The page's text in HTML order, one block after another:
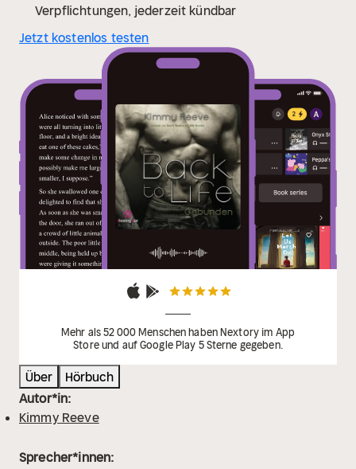
Verpflichtungen, jederzeit kündbar
Jetzt kostenlos testen
Mehr als 52 000 Menschen haben Nextory im App
Store und auf Google Play 5 Sterne gegeben.
Über
Hörbuch
Autor*in:
Kimmy Reeve
Sprecher*innen: